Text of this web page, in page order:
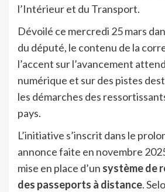
l’Intérieur et du Transport.
Dévoilé ce mercredi 25 mars
du député, le contenu de la
l’accent sur l’avancement
numérique et sur des pistes
les démarches des
pays.
L’initiative s’inscrit dans le
annonce faite en novembre
mise en place d’un système de
des passeports à distance.